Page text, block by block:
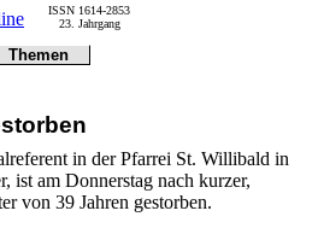
in der Pfarrei St. Willibald in
ist am Donnerstag nach kurzer,
von 39 Jahren gestorben.
ISSN 1614-2853
23. Jahrgang
Themen
Gericht
Online
Gesundheit
Tipps